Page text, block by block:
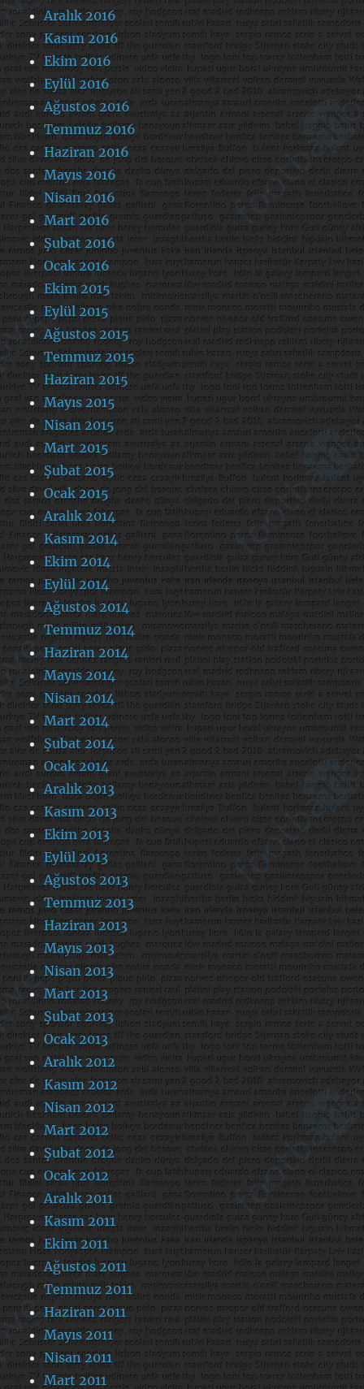
Aralık 2016
Kasım 2016
Ekim 2016
Eylül 2016
Ağustos 2016
Temmuz 2016
Haziran 2016
Mayıs 2016
Nisan 2016
Mart 2016
Şubat 2016
Ocak 2016
Ekim 2015
Eylül 2015
Ağustos 2015
Temmuz 2015
Haziran 2015
Mayıs 2015
Nisan 2015
Mart 2015
Şubat 2015
Ocak 2015
Aralık 2014
Kasım 2014
Ekim 2014
Eylül 2014
Ağustos 2014
Temmuz 2014
Haziran 2014
Mayıs 2014
Nisan 2014
Mart 2014
Şubat 2014
Ocak 2014
Aralık 2013
Kasım 2013
Ekim 2013
Eylül 2013
Ağustos 2013
Temmuz 2013
Haziran 2013
Mayıs 2013
Nisan 2013
Mart 2013
Şubat 2013
Ocak 2013
Aralık 2012
Kasım 2012
Nisan 2012
Mart 2012
Şubat 2012
Ocak 2012
Aralık 2011
Kasım 2011
Ekim 2011
Ağustos 2011
Temmuz 2011
Haziran 2011
Mayıs 2011
Nisan 2011
Mart 2011